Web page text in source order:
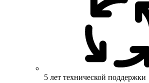
5 лет технической поддержки